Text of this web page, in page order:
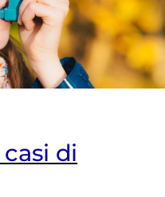
di